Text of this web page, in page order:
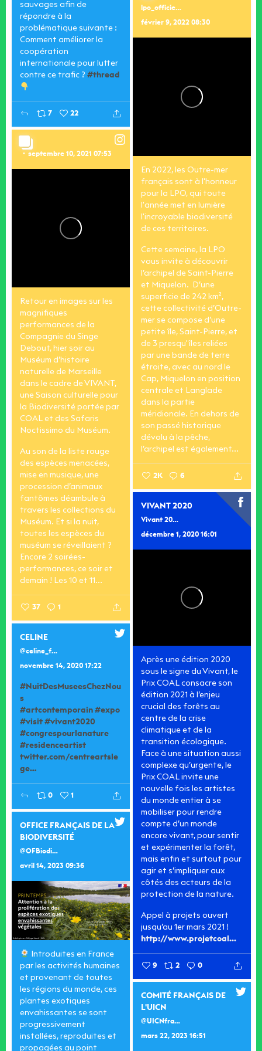
sauvages afin de
répondre à la
problématique suivante :
Comment améliorer la
coopération
internationale pour lutter
contre ce trafic ?#thread
7 22
lpo_officiel
février 9, 2022 08:30
En 2022, les Outre-mer
français sont à l'honneur
pour la LPO, qui toute
l'année met en lumière
l'incroyable biodiversité
de ces territoires.
Cette semaine, la LPO
vous invite à découvrir
l’archipel de Saint-Pierre
et Miquelon. ️ D’une
superficie de 242 km²,
cette collectivité d’Outre-
mer se compose d’une
petite île, Saint-Pierre, et
de 3 presqu'îles reliées
par une bande de terre
étroite, avec au nord le
Cap, Miquelon en position
centrale et Langlade
dans la partie
méridionale. En dehors de
son passé historique
dévolu à la pêche,
l’archipel est également...
2K 6
septembre 10, 2021 07:53
Retour en images sur les
magnifiques
performances de la
Compagnie du Singe
Debout, hier soir au
Muséum d’histoire
naturelle de Marseille
dans le cadre de VIVANT,
une Saison culturelle pour
la Biodiversité portée par
COAL et des Safaris
Noctissimo du Muséum.
Au son de la liste rouge
des espèces menacées,
mise en musique, une
procession d’animaux
fantômes déambule à
travers les collections du
Muséum. Et si la nuit,
toutes les espèces du
muséum se réveillaient ?
Encore 2 soirées-
performances, ce soir et
demain ! Les 10 et 11...
37 1
VIVANT 2020
Vivant 2020
décembre 1, 2020 16:01
Après une édition 2020
sous le signe du Vivant, le
Prix COAL consacre son
édition 2021 à l’enjeu
crucial des forêts au
centre de la crise
climatique et de la
transition écologique.
Face à une situation aussi
complexe qu’urgente, le
Prix COAL invite une
nouvelle fois les artistes
du monde entier à se
mobiliser pour rendre
compte d’un monde
encore vivant, pour sentir
et expérimenter la forêt,
mais enfin et surtout pour
agir et s’impliquer aux
côtés des acteurs de la
protection de la nature.
Appel à projets ouvert
jusqu’au 1er mars 2021 !
http://www.projetcoal...
9 2 0
CELINE
@celine_felices1
novembre 14, 2020 17:22
#NuitDesMuseesChezNou
s
#artcontemporain #expo
#visit #vivant2020
#congrespourlanature
#residenceartist
twitter.com/centreartsle
ge…
0 1
OFFICE FRANÇAIS DE LA
BIODIVERSITÉ
@OFBiodiversite
avril 14, 2023 09:36
Introduites en France
par les activités humaines
et provenant de toutes
les régions du monde, ces
plantes exotiques
envahissantes se sont
progressivement
installées, reproduites et
propagées au point
COMITÉ FRANÇAIS DE
L'UICN
@UICNfrance
mars 22, 2023 16:51